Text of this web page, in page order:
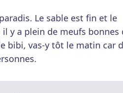
Le sable est fin et le
y a plein de meufs bonnes
bibi, vas-y tôt le matin car